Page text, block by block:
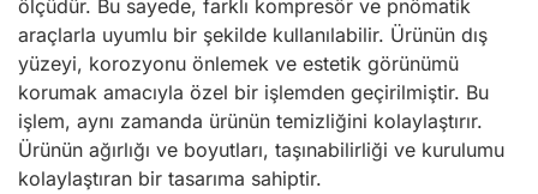
ölçüdür. Bu sayede, farklı kompresör ve pnömatik
araçlarla uyumlu bir şekilde kullanılabilir. Ürünün dış
yüzeyi, korozyonu önlemek ve estetik görünümü
korumak amacıyla özel bir işlemden geçirilmiştir. Bu
işlem, aynı zamanda ürünün temizliğini kolaylaştırır.
Ürünün ağırlığı ve boyutları, taşınabilirliği ve kurulumu
kolaylaştıran bir tasarıma sahiptir.